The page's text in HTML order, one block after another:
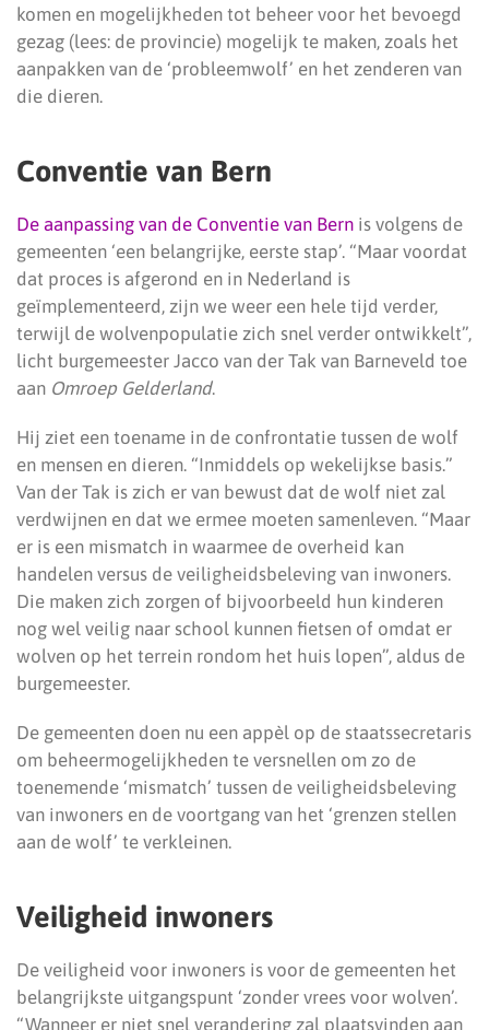
komen en mogelijkheden tot beheer voor het bevoegd
gezag (lees: de provincie) mogelijk te maken, zoals het
aanpakken van de ‘probleemwolf’ en het zenderen van
die dieren.
Conventie van Bern
De aanpassing van de Conventie van Bern is volgens de
gemeenten ‘een belangrijke, eerste stap’. “Maar voordat
dat proces is afgerond en in Nederland is
geïmplementeerd, zijn we weer een hele tijd verder,
terwijl de wolvenpopulatie zich snel verder ontwikkelt”,
licht burgemeester Jacco van der Tak van Barneveld toe
aan Omroep Gelderland.
Hij ziet een toename in de confrontatie tussen de wolf
en mensen en dieren. “Inmiddels op wekelijkse basis.”
Van der Tak is zich er van bewust dat de wolf niet zal
verdwijnen en dat we ermee moeten samenleven. “Maar
er is een mismatch in waarmee de overheid kan
handelen versus de veiligheidsbeleving van inwoners.
Die maken zich zorgen of bijvoorbeeld hun kinderen
nog wel veilig naar school kunnen fietsen of omdat er
wolven op het terrein rondom het huis lopen”, aldus de
burgemeester.
De gemeenten doen nu een appèl op de staatssecretaris
om beheermogelijkheden te versnellen om zo de
toenemende ‘mismatch’ tussen de veiligheidsbeleving
van inwoners en de voortgang van het ‘grenzen stellen
aan de wolf’ te verkleinen.
Veiligheid inwoners
De veiligheid voor inwoners is voor de gemeenten het
belangrijkste uitgangspunt ‘zonder vrees voor wolven’.
“Wanneer er niet snel verandering zal plaatsvinden aan